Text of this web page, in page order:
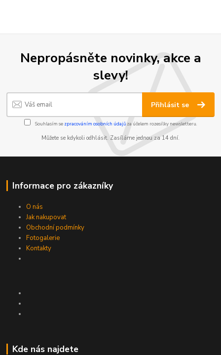
Nepropásněte novinky, akce a
slevy!
Přihlásit se
Souhlasím se zpracováním osobních údajůza účelem rozesílky newsletteru.
Můžete se kdykoli odhlásit. Zasíláme jednou za 14 dní.
Informace pro zákazníky
O nás
Jak nakupovat
Obchodní podmínky
Fotogalerie
Kontakty
Kde nás najdete